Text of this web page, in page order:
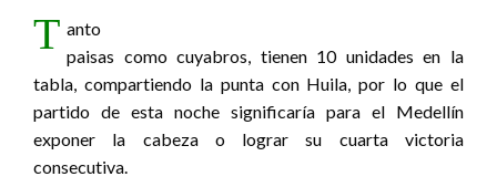
T anto
paisas como cuyabros, tienen 10 unidades en la
tabla, compartiendo la punta con Huila, por lo que el
partido de esta noche significaría para el Medellín
exponer la cabeza o lograr su cuarta victoria
consecutiva.